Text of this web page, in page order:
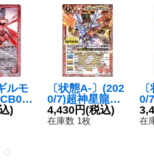
ルモ
)
〔状態A-〕(202
0/7)超神星龍ジ
ークヴルム・ノ
ヴァ(BSC36収
4,430円(税込)
在庫数 1枚
0/
ー
ヴ
在